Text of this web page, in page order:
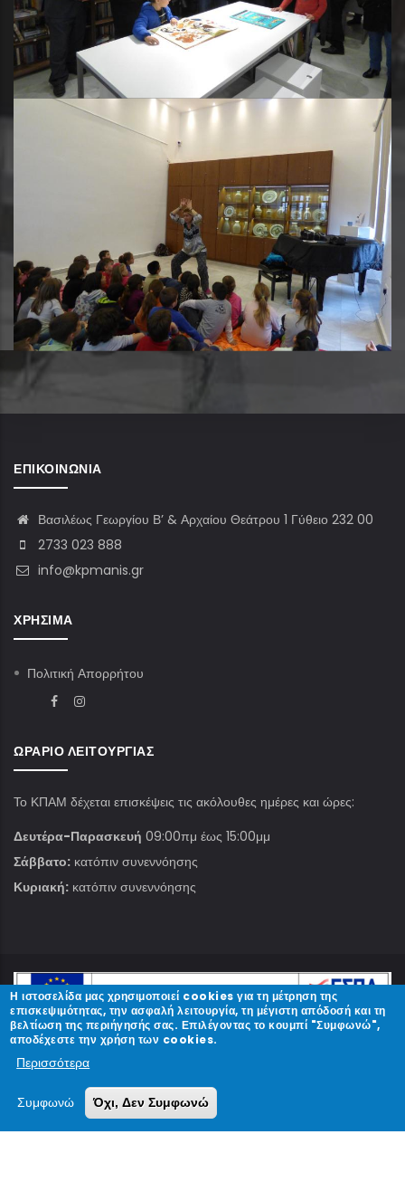
ΕΠΙΚΟΙΝΩΝΊΑ
Βασιλέως Γεωργίου Β’ & Αρχαίου Θεάτρου 1 Γύθειο 232 00
2733 023 888
info@kpmanis.gr
ΧΡΉΣΙΜΑ
Πολιτική Απορρήτου
ΩΡΆΡΙΟ ΛΕΙΤΟΥΡΓΊΑΣ
Το ΚΠΑΜ δέχεται επισκέψεις τις ακόλουθες ημέρες και ώρες:
Δευτέρα-Παρασκευή 09:00πμ έως 15:00μμ
Σάββατο: κατόπιν συνεννόησης
Κυριακή: κατόπιν συνεννόησης
Designed and Developed by
Η ιστοσελίδα μας χρησιμοποιεί cookies για τη μέτρηση της
επισκεψιμότητας, την ασφαλή λειτουργία, τη μέγιστη απόδοσή και τη
βελτίωση της περιήγησής σας. Επιλέγοντας το κουμπί "Συμφωνώ",
αποδέχεστε την χρήση των cookies.
Περισσότερα
Συμφωνώ Όχι, Δεν Συμφωνώ